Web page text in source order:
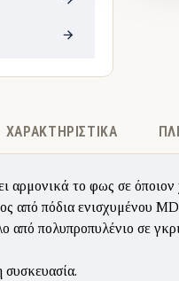
ΧΑΡΑΚΤΗΡΙΣΤΙΚΆ
αρμονικά το φως σε όποιον
από πόδια ενισχυμένου
από πολυπροπυλένιο σε